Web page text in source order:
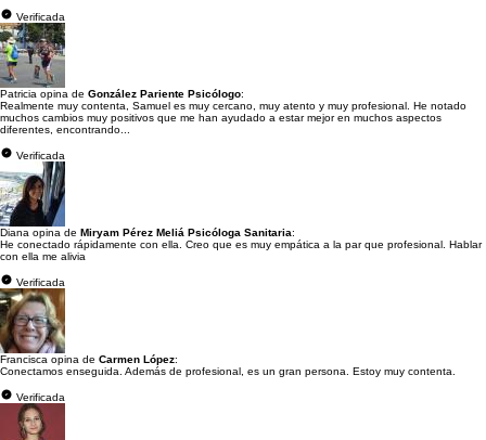
Verificada
Patricia opina de González Pariente Psicólogo:
Realmente muy contenta, Samuel es muy cercano, muy atento y muy profesional. He notado
muchos cambios muy positivos que me han ayudado a estar mejor en muchos aspectos
diferentes, encontrando...
Verificada
Diana opina de Miryam Pérez Meliá Psicóloga Sanitaria:
He conectado rápidamente con ella. Creo que es muy empática a la par que profesional. Hablar
con ella me alivia
Verificada
Francisca opina de Carmen López:
Conectamos enseguida. Además de profesional, es un gran persona. Estoy muy contenta.
Verificada